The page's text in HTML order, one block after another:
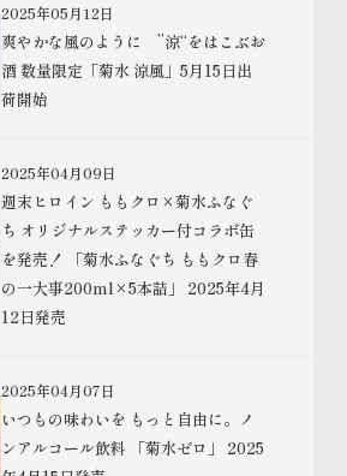
2025年05月12日
爽やかな風のように ”涼“をはこぶお
酒 数量限定「菊水 涼風」5月15日出
荷開始
2025年04月09日
週末ヒロイン ももクロ×菊水ふなぐ
ち オリジナルステッカー付コラボ缶
を発売！ 「菊水ふなぐち ももクロ春
の一大事200ml×5本詰」 2025年4月
12日発売
2025年04月07日
いつもの味わいを もっと自由に。ノ
ンアルコール飲料 「菊水ゼロ」 2025